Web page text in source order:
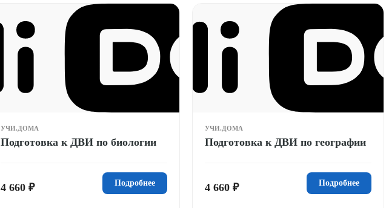
УЧИ.ДОМА
Подготовка к ДВИ по биологии
4 660 ₽ Подробнее
УЧИ.ДОМА
Подготовка к ДВИ по географии
4 660 ₽ Подробнее